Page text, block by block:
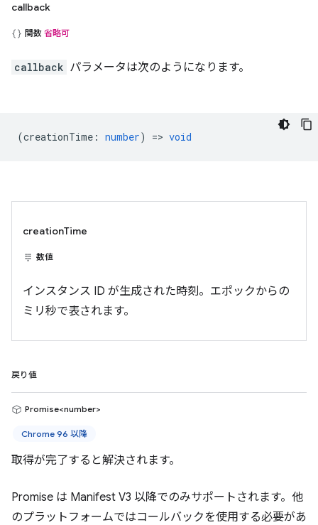
callback
関数 省略可
callback パラメータは次のようになります。
(creationTime : number) => void
creationTime
数値
インスタンス ID が生成された時刻。エポックからの
ミリ秒で表されます。
戻り値
Promise<number>
Chrome 96 以降
取得が完了すると解決されます。
Promise は Manifest V3 以降でのみサポートされます。他
のプラットフォームではコールバックを使用する必要があ